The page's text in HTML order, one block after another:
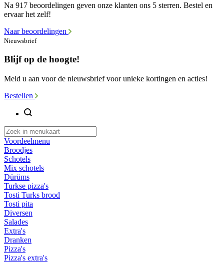
Na 917 beoordelingen geven onze klanten ons 5 sterren. Bestel en
ervaar het zelf!
Naar beoordelingen
Nieuwsbrief
Blijf op de hoogte!
Meld u aan voor de nieuwsbrief voor unieke kortingen en acties!
Bestellen
Voordeelmenu
Broodjes
Schotels
Mix schotels
Dürüms
Turkse pizza's
Tosti Turks brood
Tosti pita
Diversen
Salades
Extra's
Dranken
Pizza's
Pizza's extra's